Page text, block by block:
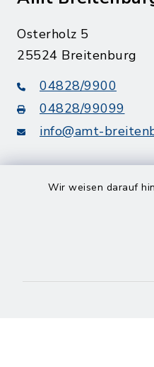
Wir weisen darauf
Osterholz 5
25524 Breitenburg
04828/9900
04828/99099
info@amt-